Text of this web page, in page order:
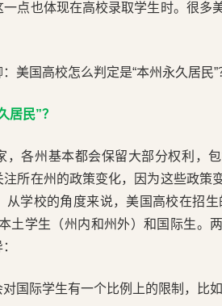
点也体现在高校录取学生时。很多
美国高校怎么判定是“本州永久居民”
居民”？
，各州基本都会保留大部分权利，
所在州的政策变化，因为这些政策
学校的角度来说，美国高校在招生
土学生（州内和州外）和国际生。
国际学生有一个比例上的限制，比